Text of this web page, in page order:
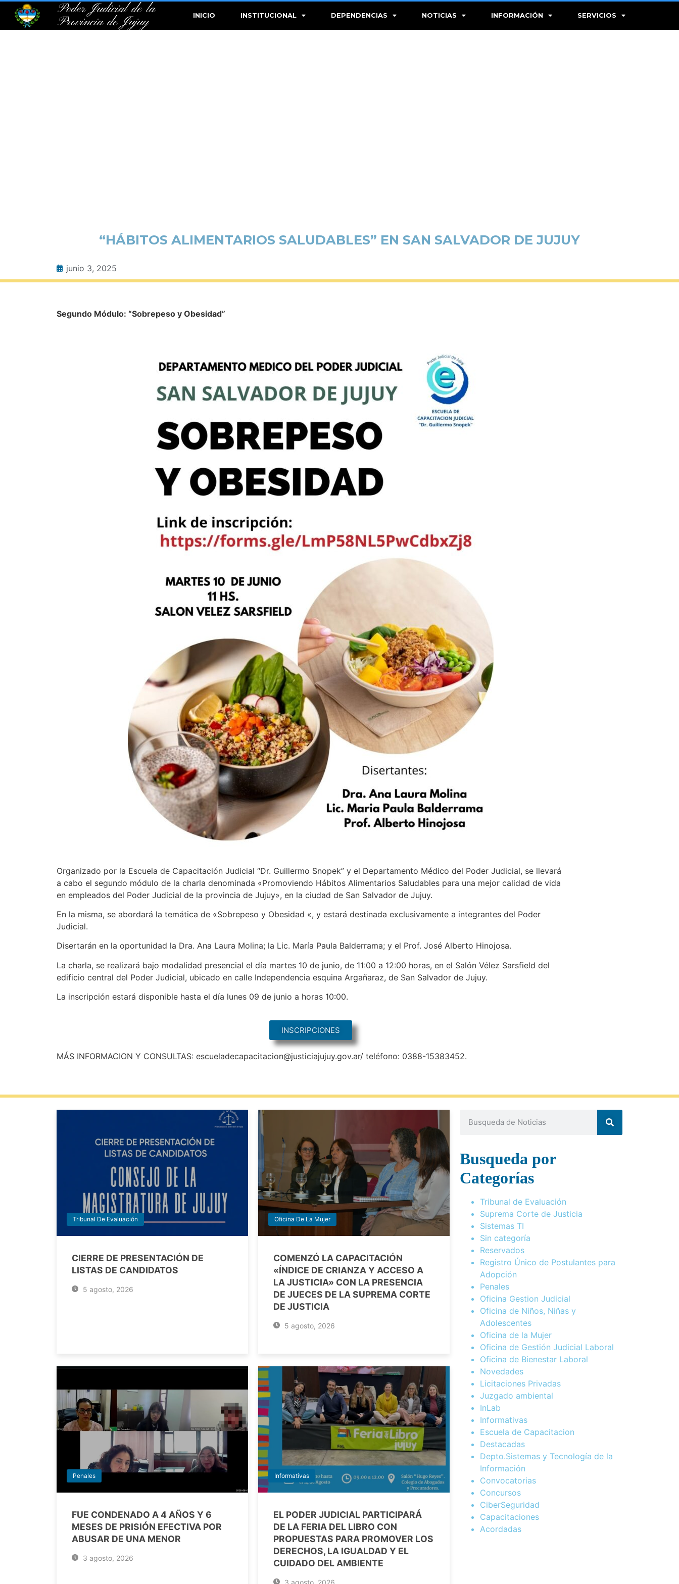
Poder Judicial de la
Provincia de Jujuy
INICIO INSTITUCIONAL DEPENDENCIAS NOTICIAS INFORMACIÓN SERVICIOS
“HÁBITOS ALIMENTARIOS SALUDABLES” EN SAN SALVADOR DE JUJUY
junio 3, 2025
Segundo Módulo: “Sobrepeso y Obesidad”
Organizado por la Escuela de Capacitación Judicial “Dr. Guillermo Snopek” y el Departamento Médico del Poder Judicial, se llevará
a cabo el segundo módulo de la charla denominada «Promoviendo Hábitos Alimentarios Saludables para una mejor calidad de vida
en empleados del Poder Judicial de la provincia de Jujuy», en la ciudad de San Salvador de Jujuy.
En la misma, se abordará la temática de «Sobrepeso y Obesidad «, y estará destinada exclusivamente a integrantes del Poder
Judicial.
Disertarán en la oportunidad la Dra. Ana Laura Molina; la Lic. María Paula Balderrama; y el Prof. José Alberto Hinojosa.
La charla, se realizará bajo modalidad presencial el día martes 10 de junio, de 11:00 a 12:00 horas, en el Salón Vélez Sarsfield del
edificio central del Poder Judicial, ubicado en calle Independencia esquina Argañaraz, de San Salvador de Jujuy.
La inscripción estará disponible hasta el día lunes 09 de junio a horas 10:00.
INSCRIPCIONES
MÁS INFORMACION Y CONSULTAS: escueladecapacitacion@justiciajujuy.gov.ar/ teléfono: 0388-15383452.
Tribunal De Evaluación
CIERRE DE PRESENTACIÓN DE
LISTAS DE CANDIDATOS
5 agosto, 2026
Oficina De La Mujer
COMENZÓ LA CAPACITACIÓN
«ÍNDICE DE CRIANZA Y ACCESO A
LA JUSTICIA» CON LA PRESENCIA
DE JUECES DE LA SUPREMA CORTE
DE JUSTICIA
5 agosto, 2026
Penales
FUE CONDENADO A 4 AÑOS Y 6
MESES DE PRISIÓN EFECTIVA POR
ABUSAR DE UNA MENOR
3 agosto, 2026
Informativas
EL PODER JUDICIAL PARTICIPARÁ
DE LA FERIA DEL LIBRO CON
PROPUESTAS PARA PROMOVER LOS
DERECHOS, LA IGUALDAD Y EL
CUIDADO DEL AMBIENTE
3 agosto, 2026
Busqueda por
Categorías
Tribunal de Evaluación
Suprema Corte de Justicia
Sistemas TI
Sin categoría
Reservados
Registro Único de Postulantes para
Adopción
Penales
Oficina Gestion Judicial
Oficina de Niños, Niñas y
Adolescentes
Oficina de la Mujer
Oficina de Gestión Judicial Laboral
Oficina de Bienestar Laboral
Novedades
Licitaciones Privadas
Juzgado ambiental
InLab
Informativas
Escuela de Capacitacion
Destacadas
Depto.Sistemas y Tecnología de la
Información
Convocatorias
Concursos
CiberSeguridad
Capacitaciones
Acordadas